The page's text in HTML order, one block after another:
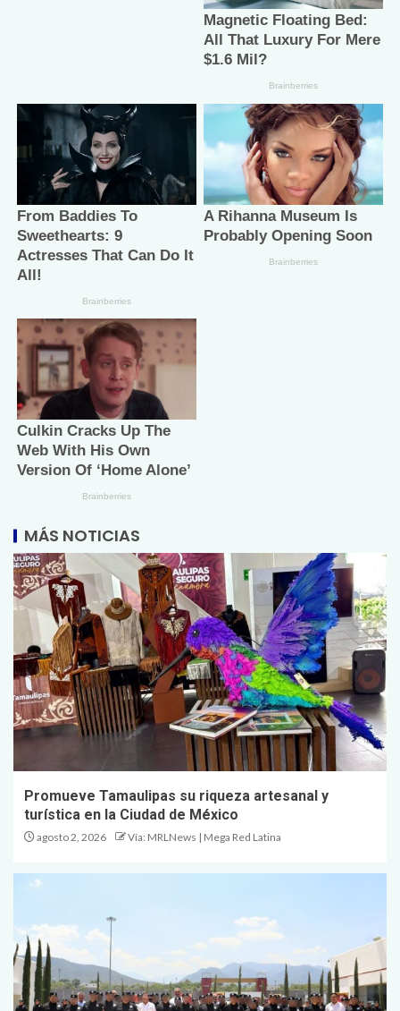
MÁS NOTICIAS
Promueve Tamaulipas su riqueza artesanal y
turística en la Ciudad de México
agosto 2, 2026 Vía: MRLNews | Mega Red Latina